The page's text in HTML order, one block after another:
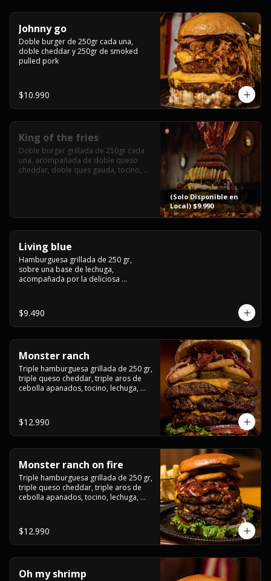
Johnny go
Doble burger de 250gr cada una,
doble cheddar y 250gr de smoked
pulled pork
$10.990
(Solo Disponible en
Local) $9.990
King of the fries
Doble burger grillada de 250gr cada
una, acompañada de doble queso
cheddar, doble ques gauda, tocino,
Living blue
Hamburguesa grillada de 250 gr,
sobre una base de lechuga,
acompañada por la deliciosa
wisky jack daniels y salsa de miel.-
$9.490
Monster ranch
Triple hamburguesa grillada de 250 gr,
triple queso cheddar, triple aros de
cebolla apanados, tocino, lechuga,
$12.990
Monster ranch on fire
Triple hamburguesa grillada de 250 gr,
triple queso cheddar, triple aros de
cebolla apanados, tocino, lechuga,
jalapeños de texas.
$12.990
Oh my shrimp